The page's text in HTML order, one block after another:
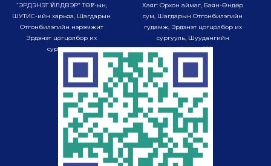
“ЭРДЭНЭТ ҮЙЛДВЭР” ТӨҮГ-ын,
ШУТИС-ийн харьяа, Шагдарын
Отгонбилэгийн нэрэмжит
Эрдэнэт цогцолбор их
сургууль
Хаяг: Орхон аймаг, Баян-Өндөр
сум, Шагдарын Отгонбилэгийн
гудамж, Эрдэнэт цогцолбор их
сургууль, Шуудангийн
хайрцаг-985